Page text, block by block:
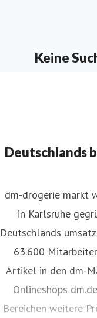
Keine
Deutschlands
dm-drogerie markt
in Karlsruhe
Deutschlands
63.600
Artikel in den dm-
Onlineshops
Bereichen weitere